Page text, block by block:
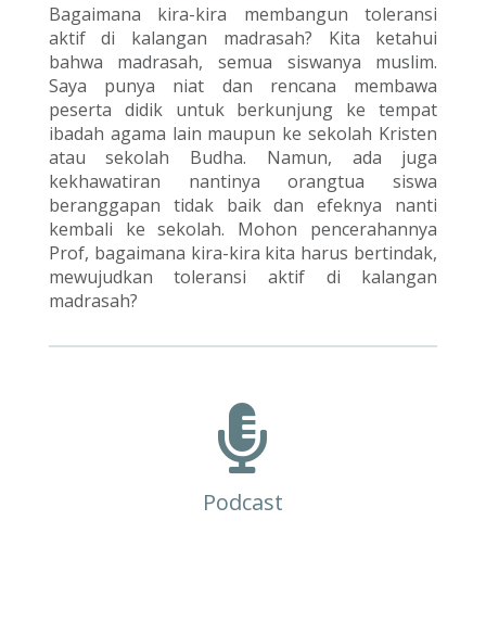
Bagaimana kira-kira membangun toleransi
aktif di kalangan madrasah? Kita ketahui
bahwa madrasah, semua siswanya muslim.
Saya punya niat dan rencana membawa
peserta didik untuk berkunjung ke tempat
ibadah agama lain maupun ke sekolah Kristen
atau sekolah Budha. Namun, ada juga
kekhawatiran nantinya orangtua siswa
beranggapan tidak baik dan efeknya nanti
kembali ke sekolah. Mohon pencerahannya
Prof, bagaimana kira-kira kita harus bertindak,
mewujudkan toleransi aktif di kalangan
madrasah?

Podcast